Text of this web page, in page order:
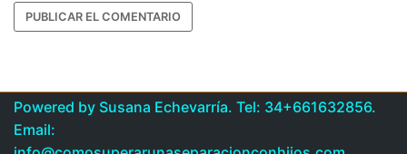
Powered by Susana Echevarría. Tel: 34+661632856.
Email: